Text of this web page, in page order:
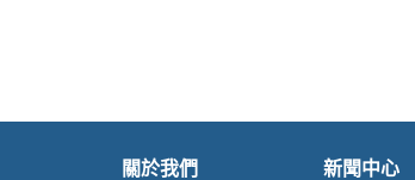
關於我們 新聞中心